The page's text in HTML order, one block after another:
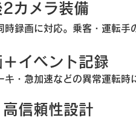
2カメラ装備
録画に対応。乗客・運転手
＋イベント記録
・急加速などの異常運転時
高信頼性設計